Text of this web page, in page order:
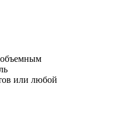
или любой